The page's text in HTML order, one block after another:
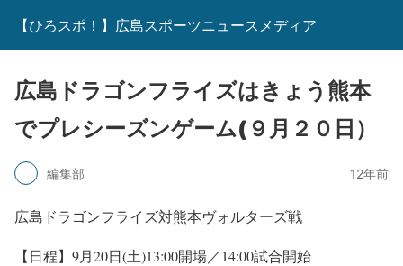
【ひろスポ！】広島スポーツニュースメディア
広島ドラゴンフライズはきょう熊本
でプレシーズンゲーム(９月２０日）
編集部 12年前
広島ドラゴンフライズ対熊本ヴォルターズ戦
【日程】9月20日(土)13:00開場／14:00試合開始